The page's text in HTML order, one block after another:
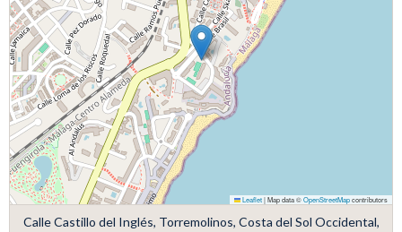
Leaflet|Map data ©OpenStreetMapcontributors
Calle Castillo del Inglés, Torremolinos, Costa del Sol Occidental,